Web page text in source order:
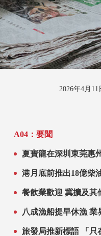
匯報 2026年4月
A04：要聞
夏寶龍在深圳東莞惠
港月底前推出18億柴油補貼 立會通過撥款申請
餐飲業歡迎 冀
八成
旅發